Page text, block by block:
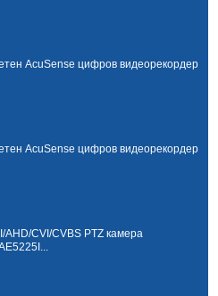
AcuSense цифров видеорекордер
AcuSense цифров видеорекордер
CVI/CVBS PTZ камера